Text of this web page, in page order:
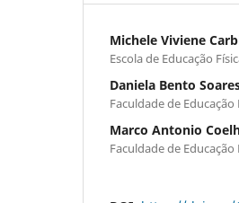
Michele Viviene
Escola de Educação
Daniela Bento
Faculdade de
Marco Antonio
Faculdade de